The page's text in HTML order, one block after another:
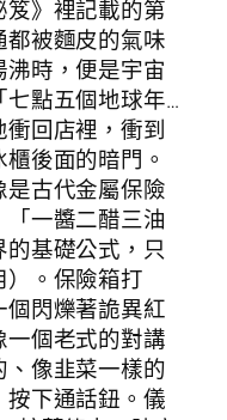
》裡記載的第
被麵皮的氣味
時，便是宇宙
點五個地球年…
回店裡，衝到
後面的暗門。
古代金屬保險
一醬二醋三油
基礎公式，只
。保險箱打
閃爍著詭異紅
個老式的對講
像韭菜一樣的
下通話鈕。儀